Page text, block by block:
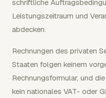
schriftliche
Leistungszeitraum und
abdecken.
Rechnungen des privaten
Staaten folgen keinem
Rechnungsformular, und
kein nationales VAT- oder